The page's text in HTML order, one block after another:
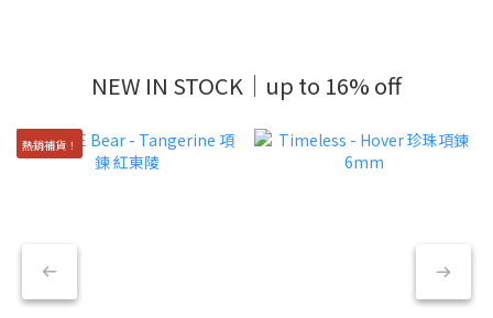
NEW IN STOCK｜up to 16% off
熱銷補貨！